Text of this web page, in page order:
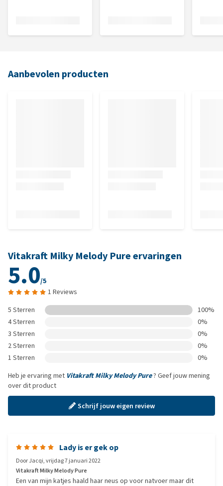
Aanbevolen producten
Vitakraft Milky Melody Pure ervaringen
5.0/5
1 Reviews
5 Sterren
100%
4 Sterren
0%
3 Sterren
0%
2 Sterren
0%
1 Sterren
0%
Heb je ervaring met Vitakraft Milky Melody Pure? Geef jouw mening
over dit product
Schrijf jouw eigen review
Lady is er gek op
DoorJacqi,vrijdag 7 januari 2022
Vitakraft Milky Melody Pure
Een van mijn katjes haald haar neus op voor natvoer maar dit